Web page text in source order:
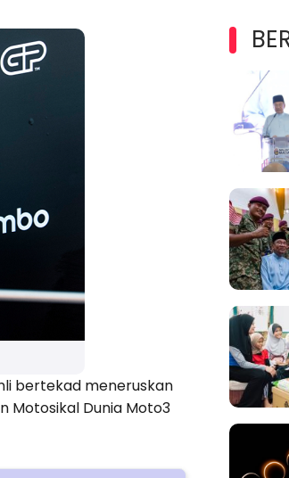
bertekad meneruskan
Motosikal Dunia Moto3